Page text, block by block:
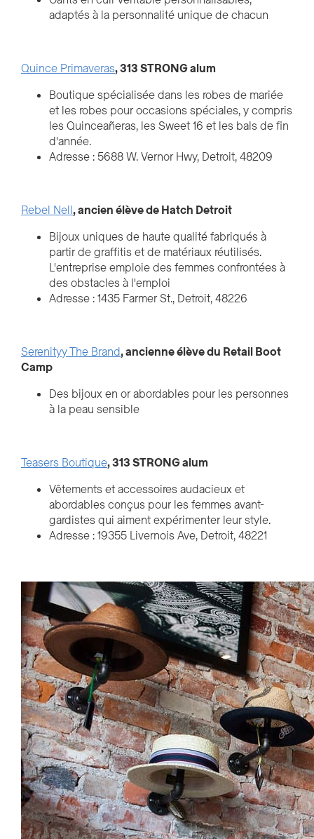
adaptés à la personnalité unique de chacun
Quince Primaveras, 313 STRONG alum
Boutique spécialisée dans les robes de mariée
et les robes pour occasions spéciales, y compris
les Quinceañeras, les Sweet 16 et les bals de fin
d'année.
Adresse : 5688 W. Vernor Hwy, Detroit, 48209
Rebel Nell, ancien élève de Hatch Detroit
Bijoux uniques de haute qualité fabriqués à
partir de graffitis et de matériaux réutilisés.
L'entreprise emploie des femmes confrontées à
des obstacles à l'emploi
Adresse : 1435 Farmer St., Detroit, 48226
Serenityy The Brand, ancienne élève du Retail Boot
Camp
Des bijoux en or abordables pour les personnes
à la peau sensible
Teasers Boutique, 313 STRONG alum
Vêtements et accessoires audacieux et
abordables conçus pour les femmes avant-
gardistes qui aiment expérimenter leur style.
Adresse :19355 Livernois Ave, Detroit, 48221